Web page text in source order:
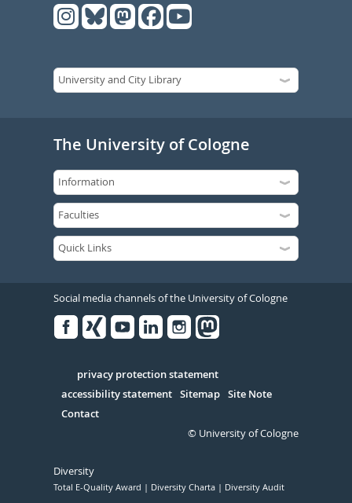
The University of Cologne
Social media channels of the University of Cologne
Serivce
privacy protection statement
accessibility statement Sitemap Site Note
Contact
© University of Cologne
Diversity
Total E-Quality Award Diversity Charta Diversity Audit